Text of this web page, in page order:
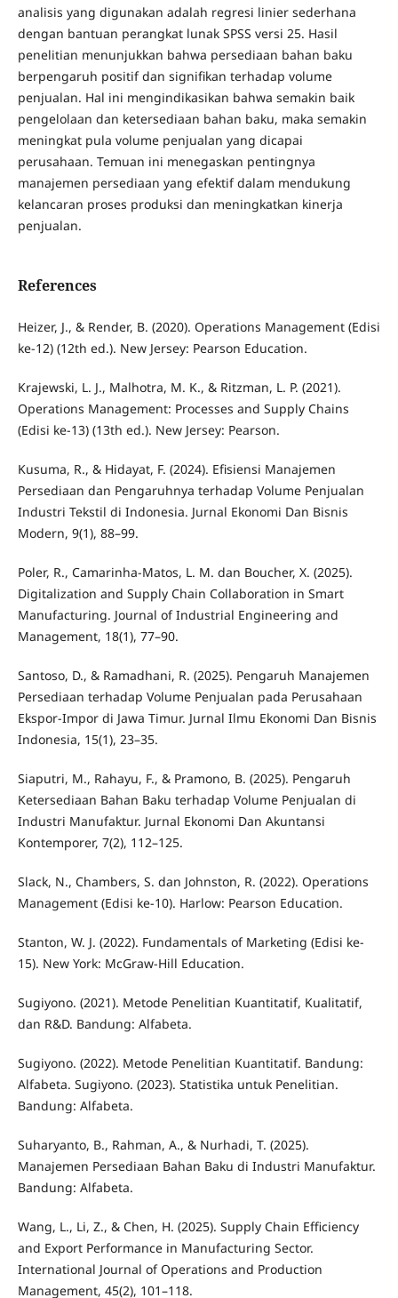
analisis yang digunakan adalah regresi linier sederhana
dengan bantuan perangkat lunak SPSS versi 25. Hasil
penelitian menunjukkan bahwa persediaan bahan baku
berpengaruh positif dan signifikan terhadap volume
penjualan. Hal ini mengindikasikan bahwa semakin baik
pengelolaan dan ketersediaan bahan baku, maka semakin
meningkat pula volume penjualan yang dicapai
perusahaan. Temuan ini menegaskan pentingnya
manajemen persediaan yang efektif dalam mendukung
kelancaran proses produksi dan meningkatkan kinerja
penjualan.
References
Heizer, J., & Render, B. (2020). Operations Management (Edisi
ke-12) (12th ed.). New Jersey: Pearson Education.
Krajewski, L. J., Malhotra, M. K., & Ritzman, L. P. (2021).
Operations Management: Processes and Supply Chains
(Edisi ke-13) (13th ed.). New Jersey: Pearson.
Kusuma, R., & Hidayat, F. (2024). Efisiensi Manajemen
Persediaan dan Pengaruhnya terhadap Volume Penjualan
Industri Tekstil di Indonesia. Jurnal Ekonomi Dan Bisnis
Modern, 9(1), 88–99.
Poler, R., Camarinha-Matos, L. M. dan Boucher, X. (2025).
Digitalization and Supply Chain Collaboration in Smart
Manufacturing. Journal of Industrial Engineering and
Management, 18(1), 77–90.
Santoso, D., & Ramadhani, R. (2025). Pengaruh Manajemen
Persediaan terhadap Volume Penjualan pada Perusahaan
Ekspor-Impor di Jawa Timur. Jurnal Ilmu Ekonomi Dan Bisnis
Indonesia, 15(1), 23–35.
Siaputri, M., Rahayu, F., & Pramono, B. (2025). Pengaruh
Ketersediaan Bahan Baku terhadap Volume Penjualan di
Industri Manufaktur. Jurnal Ekonomi Dan Akuntansi
Kontemporer, 7(2), 112–125.
Slack, N., Chambers, S. dan Johnston, R. (2022). Operations
Management (Edisi ke-10). Harlow: Pearson Education.
Stanton, W. J. (2022). Fundamentals of Marketing (Edisi ke-
15). New York: McGraw-Hill Education.
Sugiyono. (2021). Metode Penelitian Kuantitatif, Kualitatif,
dan R&D. Bandung: Alfabeta.
Sugiyono. (2022). Metode Penelitian Kuantitatif. Bandung:
Alfabeta. Sugiyono. (2023). Statistika untuk Penelitian.
Bandung: Alfabeta.
Suharyanto, B., Rahman, A., & Nurhadi, T. (2025).
Manajemen Persediaan Bahan Baku di Industri Manufaktur.
Bandung: Alfabeta.
Wang, L., Li, Z., & Chen, H. (2025). Supply Chain Efficiency
and Export Performance in Manufacturing Sector.
International Journal of Operations and Production
Management, 45(2), 101–118.